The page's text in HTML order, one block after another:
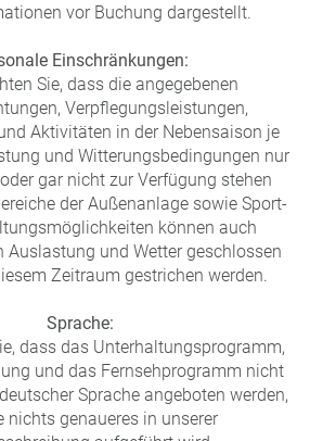
vor Buchung dargestellt.
Einschränkungen:
Sie, dass die angegebenen
Verpflegungsleistungen,
Aktivitäten in der Nebensaison je
und Witterungsbedingungen nur
gar nicht zur Verfügung stehen
der Außenanlage sowie Sport-
können auch
Auslastung und Wetter geschlossen
Zeitraum gestrichen werden.
Sprache:
dass das Unterhaltungsprogramm,
und das Fernsehprogramm nicht
Sprache angeboten werden,
nichts genaueres in unserer